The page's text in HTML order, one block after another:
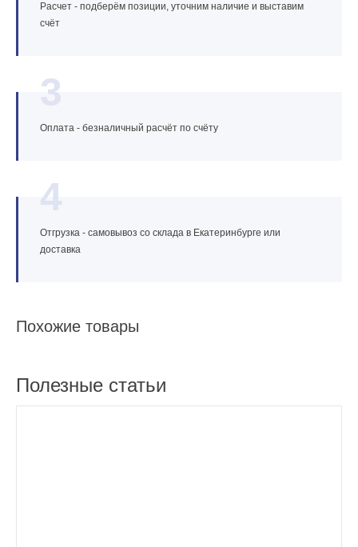
Расчет - подберём позиции, уточним наличие и выставим
счёт
3
Оплата - безналичный расчёт по счёту
4
Отгрузка - самовывоз со склада в Екатеринбурге или
доставка
Похожие товары
Полезные статьи